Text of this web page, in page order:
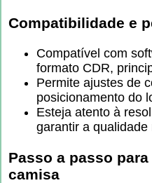
Compatibilidade e
Compatível com
formato CDR,
Permite ajustes de
posicionamento do
Esteja atento à
garantir a
Passo a passo
camisa